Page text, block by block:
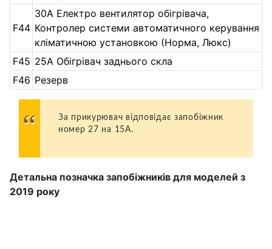
F44
30А Електро вентилятор обігрівача,
Контролер системи автоматичного керування
кліматичною установкою (Норма, Люкс)
F45 25А Обігрівач заднього скла
F46 Резерв
За прикурювач відповідає запобіжник
номер 27 на 15А.
Детальна позначка запобіжників для моделей з
2019 року